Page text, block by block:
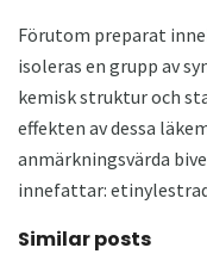
Förutom preparat
isoleras en grupp av
kemisk struktur och
effekten av dessa
anmärkningsvärda
innefattar:
Similar posts